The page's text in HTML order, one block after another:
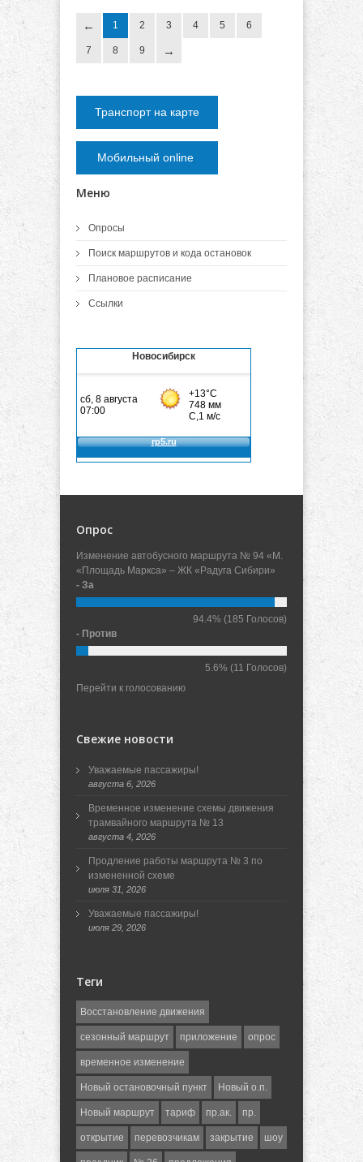
1 2 3 4 5 6
7 8 9
Транспорт на карте
Мобильный online
Меню
Опросы
Поиск маршрутов и кода остановок
Плановое расписание
Ссылки
Новосибирск
Опрос
Изменение автобусного маршрута № 94 «М.
«Площадь Маркса» – ЖК «Радуга Сибири»
- За
94.4% (185 Голосов)
- Против
5.6% (11 Голосов)
Перейти к голосованию
Свежие новости
Уважаемые пассажиры!
августа 6, 2026
Временное изменение схемы движения
трамвайного маршрута № 13
августа 4, 2026
Продление работы маршрута № 3 по
измененной схеме
июля 31, 2026
Уважаемые пассажиры!
июля 29, 2026
Теги
Восстановление движения
сезонный маршрут приложение опрос
временное изменение
Новый остановочный пункт Новый о.п.
Новый маршрут тариф пр.ак. пр.
открытие перевозчикам закрытие шоу